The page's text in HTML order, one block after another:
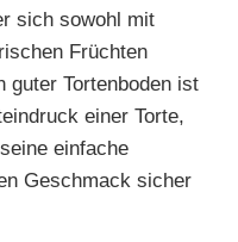
sich sowohl mit
Früchten
guter Tortenboden ist
einer Torte,
einfache
Geschmack sicher